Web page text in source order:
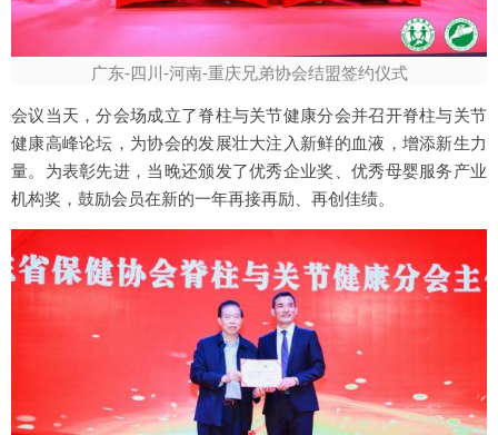
广东-四川-河南-重庆兄弟协会结盟签约仪式
会议当天，分会场成立了脊柱与关节健康分会并召开脊柱与关节
健康高峰论坛，为协会的发展壮大注入新鲜的血液，增添新生力
量。为表彰先进，当晚还颁发了优秀企业奖、优秀母婴服务产业
机构奖，鼓励会员在新的一年再接再励、再创佳绩。